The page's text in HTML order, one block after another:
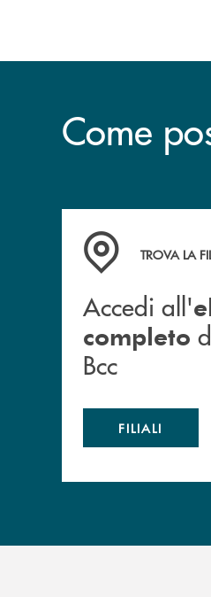
Come
Accedi all' elenco
TROVA LA
Accedi all'
completo
Bcc
FILIALI